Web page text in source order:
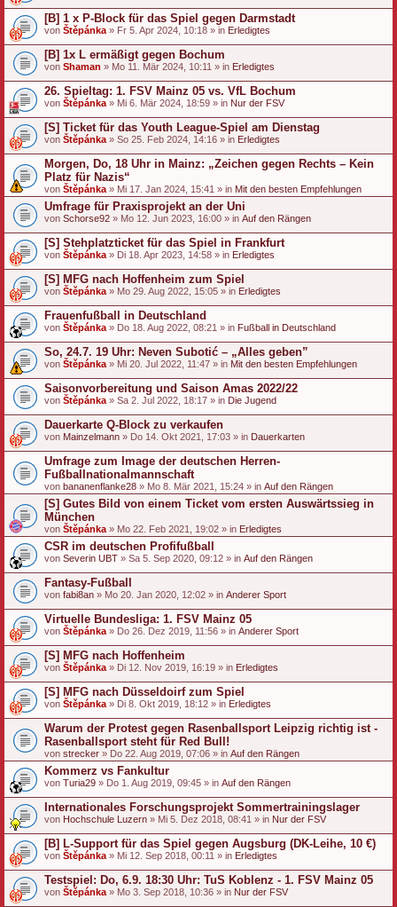
[B] 1 x P-Block für das Spiel gegen Darmstadt
von Štěpánka » Fr 5. Apr 2024, 10:18 » in Erledigtes
[B] 1x L ermäßigt gegen Bochum
von Shaman » Mo 11. Mär 2024, 10:11 » in Erledigtes
26. Spieltag: 1. FSV Mainz 05 vs. VfL Bochum
von Štěpánka » Mi 6. Mär 2024, 18:59 » in Nur der FSV
[S] Ticket für das Youth League-Spiel am Dienstag
von Štěpánka » So 25. Feb 2024, 14:16 » in Erledigtes
Morgen, Do, 18 Uhr in Mainz: „Zeichen gegen Rechts – Kein
Platz für Nazis“
von Štěpánka » Mi 17. Jan 2024, 15:41 » in Mit den besten Empfehlungen
Umfrage für Praxisprojekt an der Uni
von Schorse92 » Mo 12. Jun 2023, 16:00 » in Auf den Rängen
[S] Stehplatzticket für das Spiel in Frankfurt
von Štěpánka » Di 18. Apr 2023, 14:58 » in Erledigtes
[S] MFG nach Hoffenheim zum Spiel
von Štěpánka » Mo 29. Aug 2022, 15:05 » in Erledigtes
Frauenfußball in Deutschland
von Štěpánka » Do 18. Aug 2022, 08:21 » in Fußball in Deutschland
So, 24.7. 19 Uhr: Neven Subotić – „Alles geben”
von Štěpánka » Mi 20. Jul 2022, 11:47 » in Mit den besten Empfehlungen
Saisonvorbereitung und Saison Amas 2022/22
von Štěpánka » Sa 2. Jul 2022, 18:17 » in Die Jugend
Dauerkarte Q-Block zu verkaufen
von Mainzelmann » Do 14. Okt 2021, 17:03 » in Dauerkarten
Umfrage zum Image der deutschen Herren-
Fußballnationalmannschaft
von bananenflanke28 » Mo 8. Mär 2021, 15:24 » in Auf den Rängen
[S] Gutes Bild von einem Ticket vom ersten Auswärtssieg in
München
von Štěpánka » Mo 22. Feb 2021, 19:02 » in Erledigtes
CSR im deutschen Profifußball
von Severin UBT » Sa 5. Sep 2020, 09:12 » in Auf den Rängen
Fantasy-Fußball
von fabi8an » Mo 20. Jan 2020, 12:02 » in Anderer Sport
Virtuelle Bundesliga: 1. FSV Mainz 05
von Štěpánka » Do 26. Dez 2019, 11:56 » in Anderer Sport
[S] MFG nach Hoffenheim
von Štěpánka » Di 12. Nov 2019, 16:19 » in Erledigtes
[S] MFG nach Düsseldoirf zum Spiel
von Štěpánka » Di 8. Okt 2019, 18:12 » in Erledigtes
Warum der Protest gegen Rasenballsport Leipzig richtig ist -
Rasenballsport steht für Red Bull!
von strecker » Do 22. Aug 2019, 07:06 » in Auf den Rängen
Kommerz vs Fankultur
von Turia29 » Do 1. Aug 2019, 09:45 » in Auf den Rängen
Internationales Forschungsprojekt Sommertrainingslager
von Hochschule Luzern » Mi 5. Dez 2018, 08:41 » in Nur der FSV
[B] L-Support für das Spiel gegen Augsburg (DK-Leihe, 10 €)
von Štěpánka » Mi 12. Sep 2018, 00:11 » in Erledigtes
Testspiel: Do, 6.9. 18:30 Uhr: TuS Koblenz - 1. FSV Mainz 05
von Štěpánka » Mo 3. Sep 2018, 10:36 » in Nur der FSV